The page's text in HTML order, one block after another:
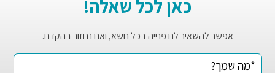
כאן לכל שאלה!
אפשר להשאיר לנו פנייה בכל נושא, ואנו נחזור בהקדם.